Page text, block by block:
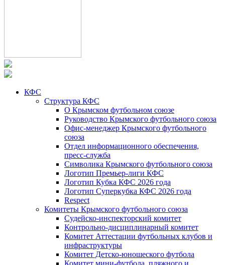
КФС
Структура КФС
О Крымском футбольном союзе
Руководство Крымского футбольного союза
Офис-менеджер Крымского футбольного
союза
Отдел информационного обеспечения,
пресс-служба
Символика Крымского футбольного союза
Логотип Премьер-лиги КФС
Логотип Кубка КФС 2026 года
Логотип Суперкубка КФС 2026 года
Respect
Комитеты Крымского футбольного союза
Судейско-инспекторский комитет
Контрольно-дисциплинарный комитет
Комитет Аттестации футбольных клубов и
инфраструктуры
Комитет Детско-юношеского футбола
Комитет мини-футбола, пляжного и